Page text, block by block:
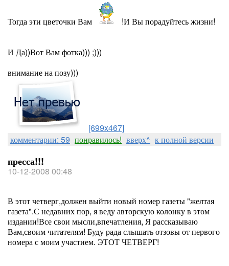
Тогда эти цветочки Вам !И Вы порадуйтесь жизни!
И Да))Вот Вам фотка))) ;)))
внимание на позу)))
[699x467]
комментарии: 59 понравилось! вверх^ к полной версии
пресса!!!
10-12-2008 00:48
В этот четверг,должен выйти новый номер газеты "желтая
газета".С недавних пор, я веду авторскую колонку в этом
издании!Все свои мысли,впечатления, Я рассказываю
Вам,своим читателям! Буду рада слышать отзовы от первого
номера с моим участием. ЭТОТ ЧЕТВЕРГ!